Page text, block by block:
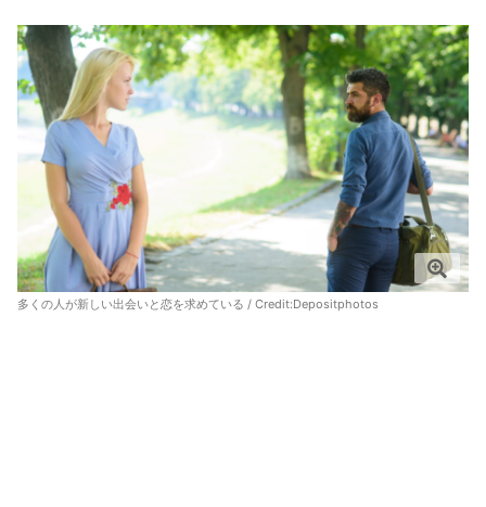
多くの人が新しい出会いと恋を求めている / Credit:Depositphotos